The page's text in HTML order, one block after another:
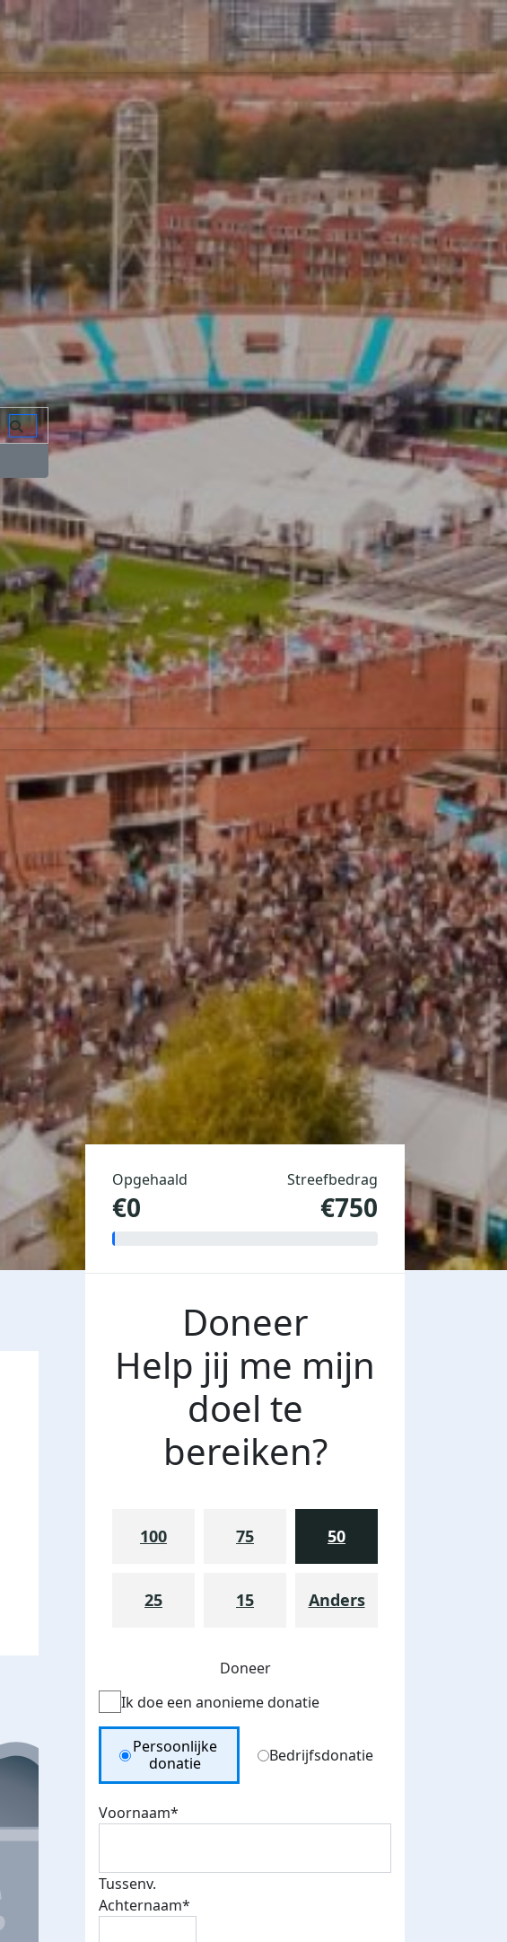
Opgehaald
€0
Streefbedrag
€750
Doneer
Help jij me mijn
doel te
bereiken?
100 75 50
25 15 Anders
Doneer
Ik doe een anonieme donatie
Donation Type
Persoonlijke
donatie
Bedrijfsdonatie
Voornaam*
Tussenv.
Achternaam*